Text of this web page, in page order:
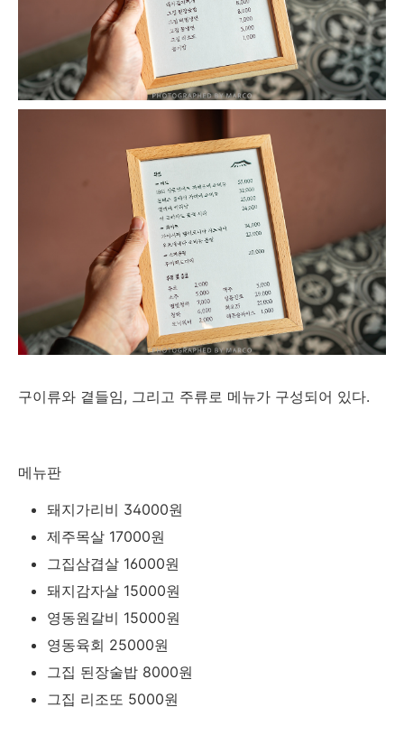
구이류와 곁들임, 그리고 주류로 메뉴가 구성되어 있다.
메뉴판
돼지가리비 34000원
제주목살 17000원
그집삼겹살 16000원
돼지감자살 15000원
영동원갈비 15000원
영동육회 25000원
그집 된장술밥 8000원
그집 리조또 5000원